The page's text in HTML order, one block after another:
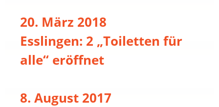
20. März 2018
Esslingen: 2 „Toiletten für
alle“ eröffnet
8. August 2017